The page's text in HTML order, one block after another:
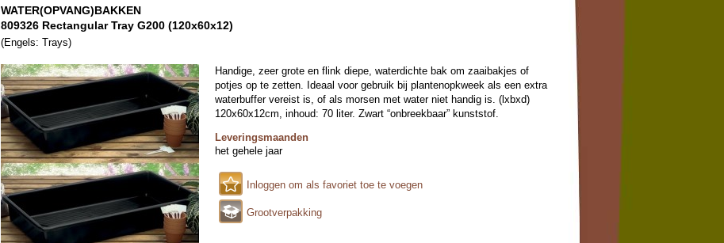
WATER(OPVANG)BAKKEN
809326 Rectangular Tray G200 (120x60x12)
(Engels: Trays)
Handige, zeer grote en flink diepe, waterdichte bak om zaaibakjes of
potjes op te zetten. Ideaal voor gebruik bij plantenopkweek als een extra
waterbuffer vereist is, of als morsen met water niet handig is. (lxbxd)
120x60x12cm, inhoud: 70 liter. Zwart “onbreekbaar” kunststof.
Leveringsmaanden
het gehele jaar
Inloggen om als favoriet toe te voegen
Grootverpakking